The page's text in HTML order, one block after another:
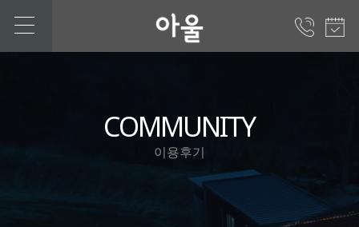
COMMUNITY
이용후기